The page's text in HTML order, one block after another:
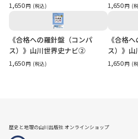
1,650円 (税込) 1,650円 (
《合格への羅針盤（コンパ
ス）》山川世界史ナビ②
1,650円 (税込)
《合格
ス）》
1,650円 (
歴史と地理の山川出版社 オンラインショップ